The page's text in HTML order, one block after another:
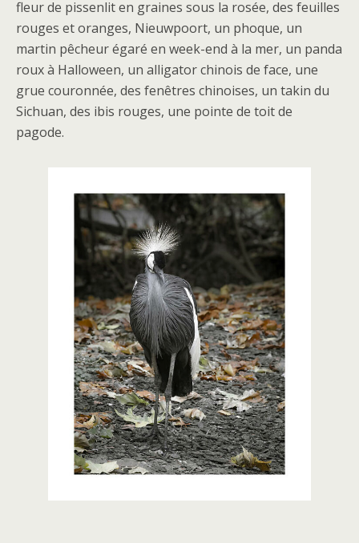
fleur de pissenlit en graines sous la rosée, des feuilles
rouges et oranges, Nieuwpoort, un phoque, un
martin pêcheur égaré en week-end à la mer, un panda
roux à Halloween, un alligator chinois de face, une
grue couronnée, des fenêtres chinoises, un takin du
Sichuan, des ibis rouges, une pointe de toit de
pagode.